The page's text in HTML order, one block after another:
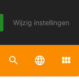
search language view_module
Wijzig instellingen